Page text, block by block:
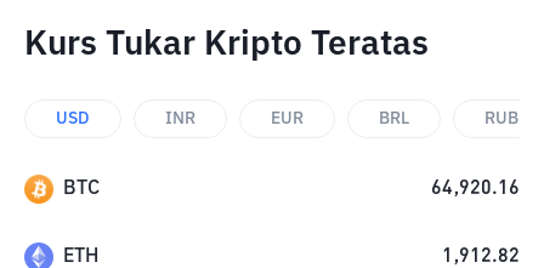
Kurs Tukar Kripto Teratas
USD INR EUR BRL RUB
BTC 64,920.16
ETH 1,912.82